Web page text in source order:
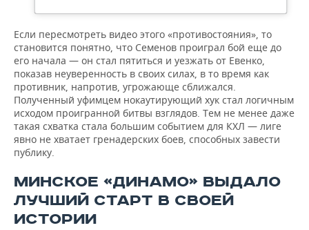
Если пересмотреть видео этого «противостояния», то
становится понятно, что Семенов проиграл бой еще до
его начала — он стал пятиться и уезжать от Евенко,
показав неуверенность в своих силах, в то время как
противник, напротив, угрожающе сближался.
Полученный уфимцем нокаутирующий хук стал логичным
исходом проигранной битвы взглядов. Тем не менее даже
такая схватка стала большим событием для КХЛ — лиге
явно не хватает гренадерских боев, способных завести
публику.
МИНСКОЕ «ДИНАМО» ВЫДАЛО
ЛУЧШИЙ СТАРТ В СВОЕЙ
ИСТОРИИ